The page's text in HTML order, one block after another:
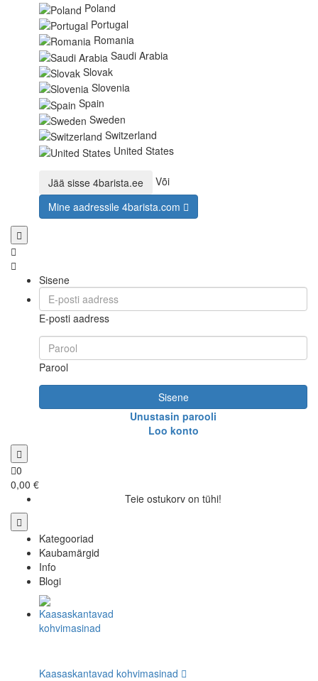
Poland
Portugal
Romania
Saudi Arabia
Slovak
Slovenia
Spain
Sweden
Switzerland
United States
Jää sisse 4barista.ee
Või
Mine aadressile 4barista.com
Sisene
E-posti aadress
Parool
Sisene
Unustasin parooli
Loo konto
0
0,00 €
Teie ostukorv on tühi!
Kategooriad
Kaubamärgid
Info
Blogi
Kaasaskantavad kohvimasinad